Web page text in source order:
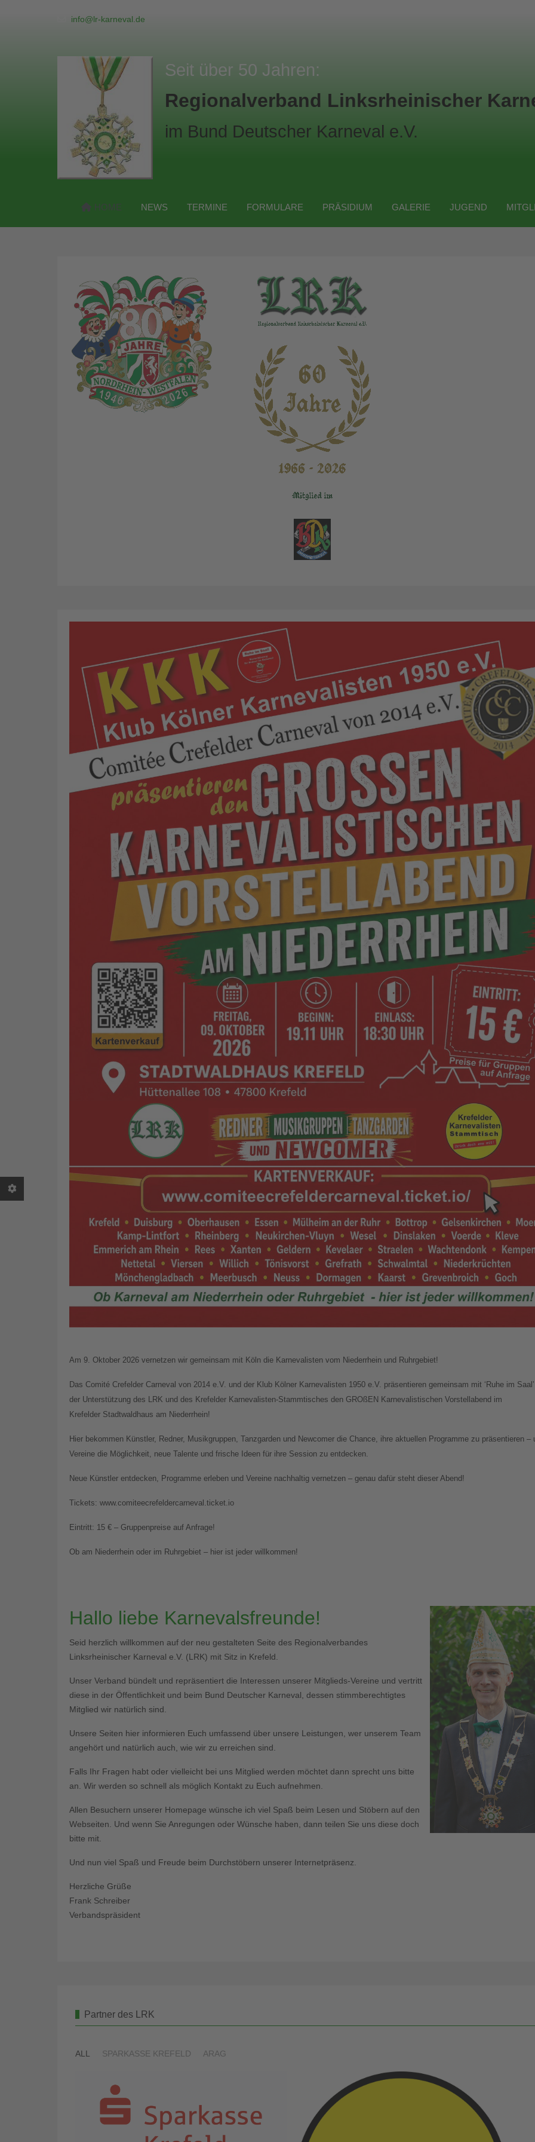
info@lr-karneval.de
Seit über 50 Jahren:
Regionalverband Linksrheinischer
im Bund Deutscher Karneval e.V.
HOME NEWS TERMINE FORMULARE PRÄSIDIUM GALERIE JUGEND
Am 9. Oktober 2026 vernetzen wir gemeinsam mit Köln die Karnevalisten vom Niederrhein und Ruhrgebiet!
Das Comité Crefelder Carneval von 2014 e.V. und der Klub Kölner Karnevalisten 1950 e.V. präsentieren gemeinsam mit ‘Ruhe im Saal’
der Unterstützung des LRK und des Krefelder Karnevalisten-Stammtisches den GROßEN Karnevalistischen Vorstellabend im
Krefelder Stadtwaldhaus am Niederrhein!
Hier bekommen Künstler, Redner, Musikgruppen, Tanzgarden und Newcomer die Chance, ihre aktuellen Programme zu präsentieren –
Vereine die Möglichkeit, neue Talente und frische Ideen für ihre Session zu entdecken.
Neue Künstler entdecken, Programme erleben und Vereine nachhaltig vernetzen – genau dafür steht dieser Abend!
Tickets: www.comiteecrefeldercarneval.ticket.io
Eintritt: 15 € – Gruppenpreise auf Anfrage!
Ob am Niederrhein oder im Ruhrgebiet – hier ist jeder willkommen!
Hallo liebe Karnevalsfreunde!
Seid herzlich willkommen auf der neu gestalteten Seite des Regionalverbandes
Linksrheinischer Karneval e.V. (LRK) mit Sitz in Krefeld.
Unser Verband bündelt und repräsentiert die Interessen unserer Mitglieds-Vereine und vertritt
diese in der Öffentlichkeit und beim Bund Deutscher Karneval, dessen stimmberechtigtes
Mitglied wir natürlich sind.
Unsere Seiten hier informieren Euch umfassend über unsere Leistungen, wer unserem Team
angehört und natürlich auch, wie wir zu erreichen sind.
Falls Ihr Fragen habt oder vielleicht bei uns Mitglied werden möchtet dann sprecht uns bitte
an. Wir werden so schnell als möglich Kontakt zu Euch aufnehmen.
Allen Besuchern unserer Homepage wünsche ich viel Spaß beim Lesen und Stöbern auf den
Webseiten. Und wenn Sie Anregungen oder Wünsche haben, dann teilen Sie uns diese doch
bitte mit.
Und nun viel Spaß und Freude beim Durchstöbern unserer Internetpräsenz.
Herzliche Grüße
Frank Schreiber
Verbandspräsident
Partner des LRK
ALL SPARKASSE KREFELD ARAG